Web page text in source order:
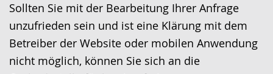
Sollten Sie mit der Bearbeitung Ihrer Anfrage
unzufrieden sein und ist eine Klärung mit dem
Betreiber der Website oder mobilen Anwendung
nicht möglich, können Sie sich an die
e
i
c
h
v
i
e
r
i
d
e
o